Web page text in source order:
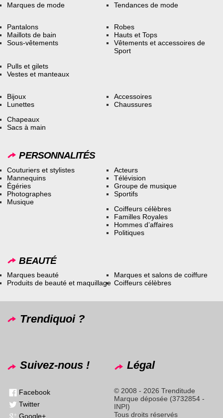
Marques de mode Tendances de mode
Pantalons
Maillots de bain
Sous-vêtements
Robes
Hauts et Tops
Vêtements et accessoires de
Sport
Pulls et gilets
Vestes et manteaux
Bijoux
Lunettes
Accessoires
Chaussures
Chapeaux
Sacs à main
PERSONNALITÉS
Couturiers et stylistes
Mannequins
Égéries
Photographes
Musique
Acteurs
Télévision
Groupe de musique
Sportifs
Coiffeurs célèbres
Familles Royales
Hommes d’affaires
Politiques
BEAUTÉ
Marques beauté
Produits de beauté et maquillage
Marques et salons de coiffure
Coiffeurs célèbres
Trendiquoi ?
Suivez-nous !
Facebook
Twitter
Google+
Légal
© 2008 - 2026 Trenditude
Marque déposée (3732854 -
INPI)
Tous droits réservés